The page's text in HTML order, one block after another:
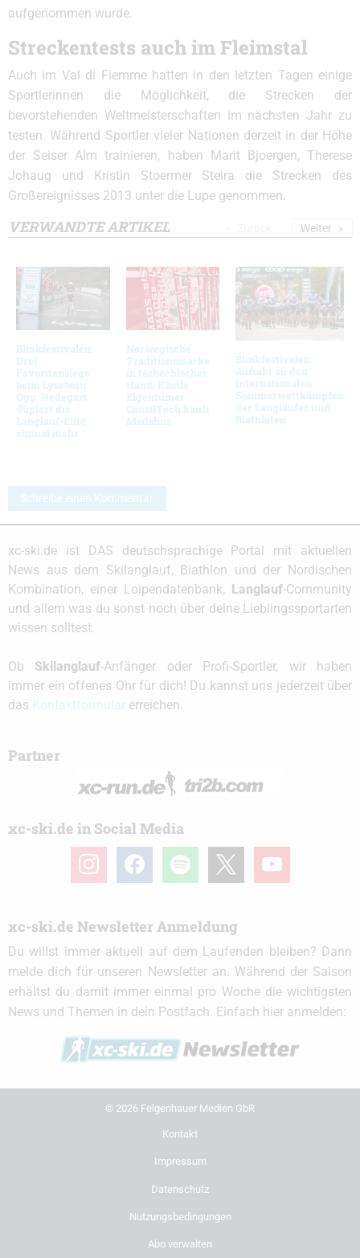
aufgenommen wurde.
Streckentests auch im Fleimstal
Auch im Val di Fiemme hatten in den letzten Tagen einige
Sportlerinnen die Möglichkeit, die Strecken der
bevorstehenden Weltmeisterschaften im nächsten Jahr zu
testen. Während Sportler vieler Nationen derzeit in der Höhe
der Seiser Alm trainieren, haben Marit Bjoergen, Therese
Johaug und Kristin Stoermer Steira die Strecken des
Großereignisses 2013 unter die Lupe genommen.
VERWANDTE ARTIKEL
Blinkfestivalen:
Drei
Favoritensiege
beim Lysebotn
Opp, Hedegart
düpiert die
Langlauf-Elite
einmal mehr
Norwegische
Traditionsmarke
in tschechischer
Hand: Kästle
Eigentümer
ConsilTech kauft
Madshus
Blinkfestivalen:
Auftakt zu den
internationalen
Sommerwettkämpfen
der Langläufer und
Biathleten
Weiter
Schreibe einen Kommentar
xc-ski.de ist DAS deutschsprachige Portal mit aktuellen
News aus dem Skilanglauf, Biathlon und der Nordischen
Kombination, einer Loipendatenbank, Langlauf-Community
und allem was du sonst noch über deine Lieblingssportarten
wissen solltest.
Ob Skilanglauf-Anfänger oder Profi-Sportler, wir haben
immer ein offenes Ohr für dich! Du kannst uns jederzeit über
das
erreichen.
Partner
xc-ski.de in Social Media
instagramfacebook spotify youtube
xc-ski.de Newsletter Anmeldung
Du willst immer aktuell auf dem Laufenden bleiben? Dann
melde dich für unseren Newsletter an. Während der Saison
erhältst du damit immer einmal pro Woche die wichtigsten
News und Themen in dein Postfach. Einfach hier anmelden:
© 2026 Felgenhauer Medien GbR
Kontakt
Impressum
Datenschutz
Nutzungsbedingungen
Abo verwalten